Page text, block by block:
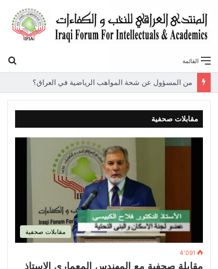
القائمة
من المسؤول عن شحة المواهب الرياضية في العراق؟
مقابلات صحفية
مقابلات صحفية
4٬091
مقابلة صحفية مع المهندس المعماري الاستاذ